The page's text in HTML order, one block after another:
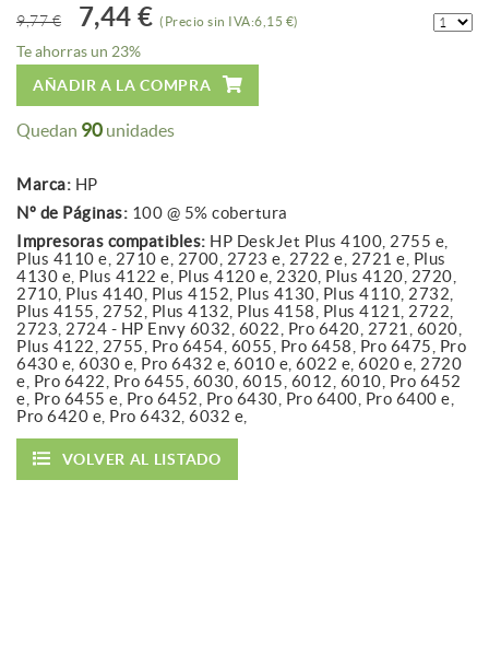
9,77 € 7,44 € (Precio sin IVA:6,15 €)
Te ahorras un 23%
AÑADIR A LA COMPRA
Quedan 90 unidades
Marca: HP
Nº de Páginas: 100 @ 5% cobertura
Impresoras compatibles: HP DeskJet Plus 4100, 2755 e,
Plus 4110 e, 2710 e, 2700, 2723 e, 2722 e, 2721 e, Plus
4130 e, Plus 4122 e, Plus 4120 e, 2320, Plus 4120, 2720,
2710, Plus 4140, Plus 4152, Plus 4130, Plus 4110, 2732,
Plus 4155, 2752, Plus 4132, Plus 4158, Plus 4121, 2722,
2723, 2724 - HP Envy 6032, 6022, Pro 6420, 2721, 6020,
Plus 4122, 2755, Pro 6454, 6055, Pro 6458, Pro 6475, Pro
6430 e, 6030 e, Pro 6432 e, 6010 e, 6022 e, 6020 e, 2720
e, Pro 6422, Pro 6455, 6030, 6015, 6012, 6010, Pro 6452
e, Pro 6455 e, Pro 6452, Pro 6430, Pro 6400, Pro 6400 e,
Pro 6420 e, Pro 6432, 6032 e,
VOLVER AL LISTADO